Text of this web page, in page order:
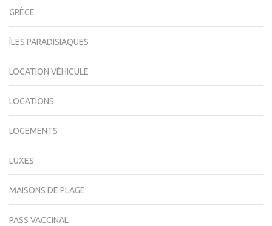
GRÈCE
ÎLES PARADISIAQUES
LOCATION VÉHICULE
LOCATIONS
LOGEMENTS
LUXES
MAISONS DE PLAGE
PASS VACCINAL